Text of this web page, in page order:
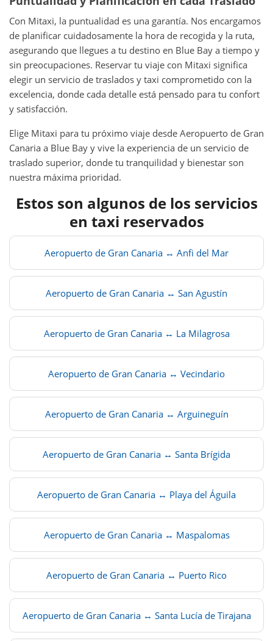
Con Mitaxi, la puntualidad es una garantía. Nos encargamos
de planificar cuidadosamente la hora de recogida y la ruta,
asegurando que llegues a tu destino en Blue Bay a tiempo y
sin preocupaciones. Reservar tu viaje con Mitaxi significa
elegir un servicio de traslados y taxi comprometido con la
excelencia, donde cada detalle está pensado para tu confort
y satisfacción.
Elige Mitaxi para tu próximo viaje desde Aeropuerto de Gran
Canaria a Blue Bay y vive la experiencia de un servicio de
traslado superior, donde tu tranquilidad y bienestar son
nuestra máxima prioridad.
Estos son algunos de los servicios
en taxi reservados
Aeropuerto de Gran Canaria ↔ Anfi del Mar
Aeropuerto de Gran Canaria ↔ San Agustín
Aeropuerto de Gran Canaria ↔ La Milagrosa
Aeropuerto de Gran Canaria ↔ Vecindario
Aeropuerto de Gran Canaria ↔ Arguineguín
Aeropuerto de Gran Canaria ↔ Santa Brígida
Aeropuerto de Gran Canaria ↔ Playa del Águila
Aeropuerto de Gran Canaria ↔ Maspalomas
Aeropuerto de Gran Canaria ↔ Puerto Rico
Aeropuerto de Gran Canaria ↔ Santa Lucía de Tirajana